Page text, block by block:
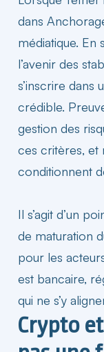
dans
médiatique. En
l’avenir des
s’inscrire dans
crédible.
gestion des
ces critères, et
conditionnent
Il s’agit d’un
de maturation
pour les
est bancaire,
qui ne s’y
Crypto